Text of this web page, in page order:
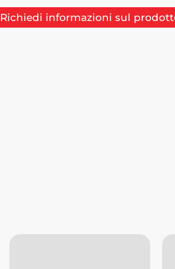
Richiedi informazioni sul